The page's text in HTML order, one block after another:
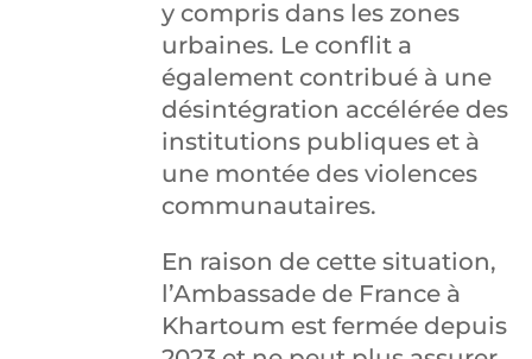
y compris dans les zones
urbaines. Le conflit a
également contribué à une
désintégration accélérée des
institutions publiques et à
une montée des violences
communautaires.
En raison de cette situation,
l’Ambassade de France à
Khartoum est fermée depuis